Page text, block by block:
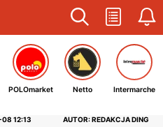
POLOmarket Netto Intermarche
12:13 AUTOR: REDAKCJA DING